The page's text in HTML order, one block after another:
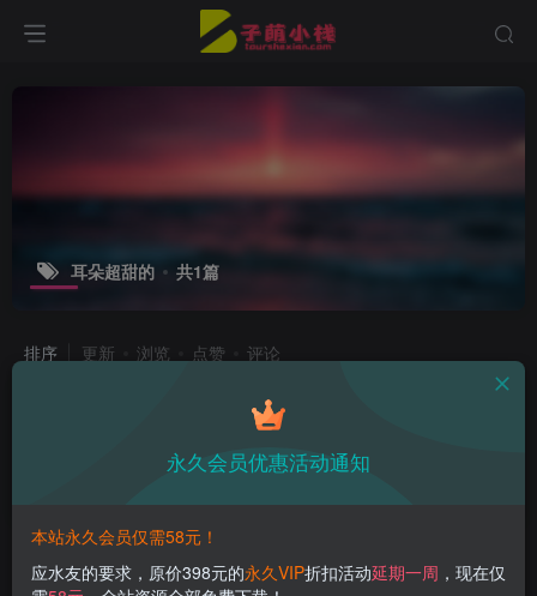
耳朵超甜的 共1篇
排序 更新 浏览 点赞 评论
小耳酱微密照片大放送！糖分炸弹你准
备好了吗？
子萌在线
永久会员优惠活动通知
本站永久会员仅需58元！
应水友的要求，原价398元的永久VIP折扣活动延期一周 ，现在仅